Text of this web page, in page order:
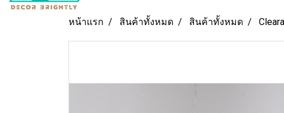
หน้าแรก สินค้าทั้งหมด สินค้าทั้งหมด